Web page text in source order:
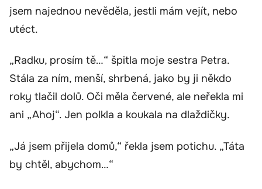
jsem najednou nevěděla, jestli mám vejít, nebo
utéct.
„Radku, prosím tě…“ špitla moje sestra Petra.
Stála za ním, menší, shrbená, jako by ji někdo
roky tlačil dolů. Oči měla červené, ale neřekla mi
ani „Ahoj“. Jen polkla a koukala na dlaždičky.
„Já jsem přijela domů,“ řekla jsem potichu. „Táta
by chtěl, abychom…“